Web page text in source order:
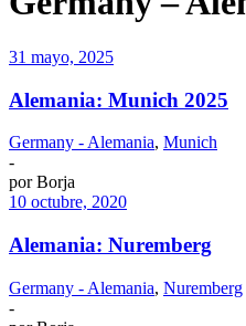
31 mayo, 2025
Alemania: Munich 2025
Germany - Alemania, Munich
-
porBorja
10 octubre, 2020
Alemania: Nuremberg
Germany - Alemania, Nuremberg
-